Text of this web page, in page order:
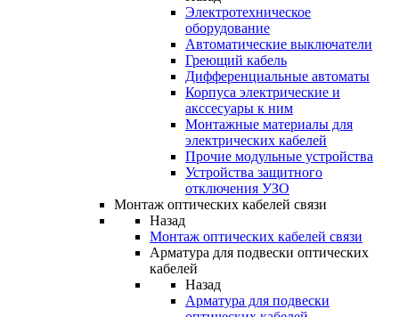
Электротехническое
оборудование
Автоматические выключатели
Греющий кабель
Дифференциальные автоматы
Корпуса электрические и
акссесуары к ним
Монтажные материалы для
электрических кабелей
Прочие модульные устройства
Устройства защитного
отключения УЗО
Монтаж оптических кабелей связи
Назад
Монтаж оптических кабелей связи
Арматура для подвески оптических
кабелей
Назад
Арматура для подвески